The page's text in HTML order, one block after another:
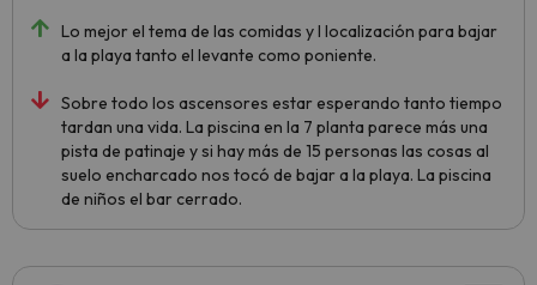
Lo mejor el tema de las comidas y l localización para bajar
a la playa tanto el levante como poniente.
Sobre todo los ascensores estar esperando tanto tiempo
tardan una vida. La piscina en la 7 planta parece más una
pista de patinaje y si hay más de 15 personas las cosas al
suelo encharcado nos tocó de bajar a la playa. La piscina
de niños el bar cerrado.